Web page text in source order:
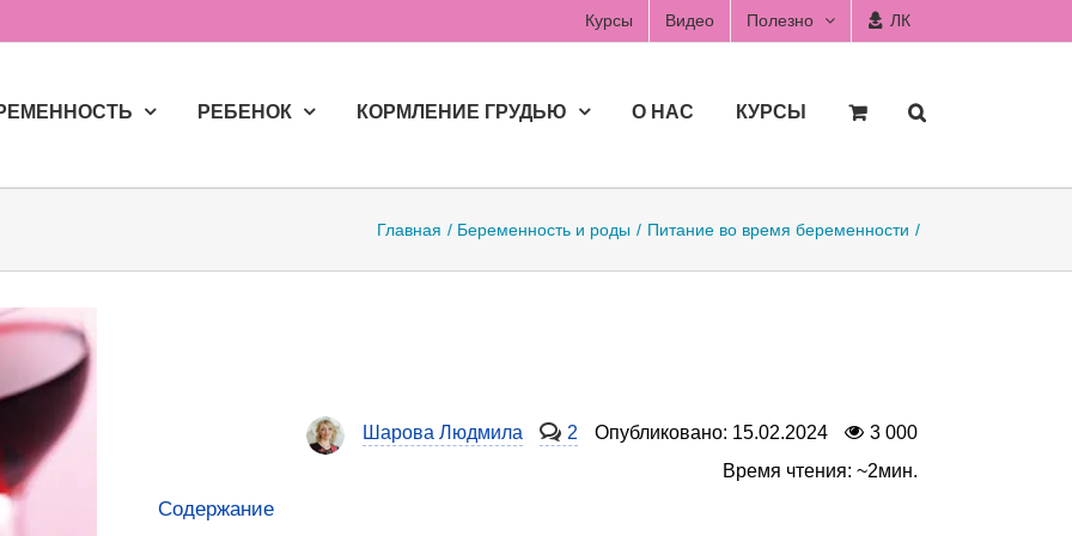
Курсы Видео Полезно ЛК
РЕБЕНОК КОРМЛЕНИЕ ГРУДЬЮ О НАС КУРСЫ
Главная Беременность и роды Питание во время беременности
Шарова Людмила 2 Опубликовано: 15.02.2024
3 000
Время чтения: ~2мин.
Содержание